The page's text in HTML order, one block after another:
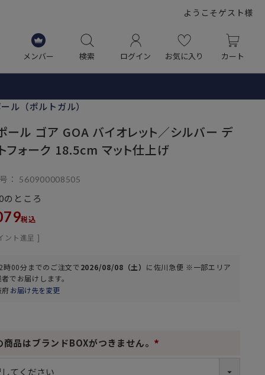
ようこそゲスト様
メンバー 検索 ログイン お気に入り カート
ル（ポルトガル）
ール ゴア GOA バイオレット／シルバー デ
フォーク 18.5cm マット仕上げ
560900008505
のところ
税込
ント進呈 ]
時00分までのご注文で2026/08/08（土） に佐川急便 ※一部エリア
者でお届けします。
府お届け先を変更
商品はブランドBOXがつきません。